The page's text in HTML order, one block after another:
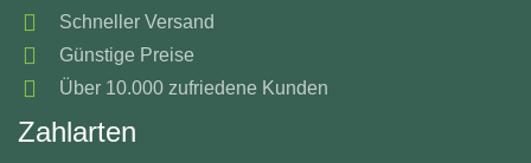
Schneller Versand
Günstige Preise
Über 10.000 zufriedene Kunden
Zahlarten